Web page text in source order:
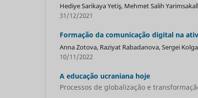
Hediye Sarikaya Yetiş, Mehmet Salih
31/12/2021
Formação da comunicação digital na
Anna Zotova, Raziуat Rabadanova, Sergei
10/11/2022
A educação ucraniana hoje
Processos de globalização e